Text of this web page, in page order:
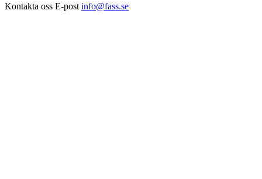
Kontakta oss E-post info@fass.se